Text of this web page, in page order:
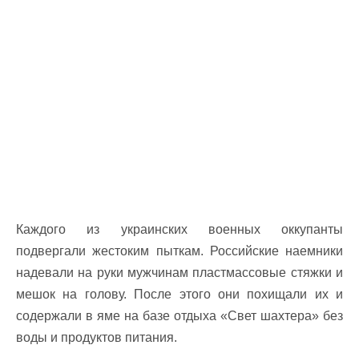
Каждого из украинских военных оккупанты
подвергали жестоким пыткам. Российские наемники
надевали на руки мужчинам пластмассовые стяжки и
мешок на голову. После этого они похищали их и
содержали в яме на базе отдыха «Свет шахтера» без
воды и продуктов питания.